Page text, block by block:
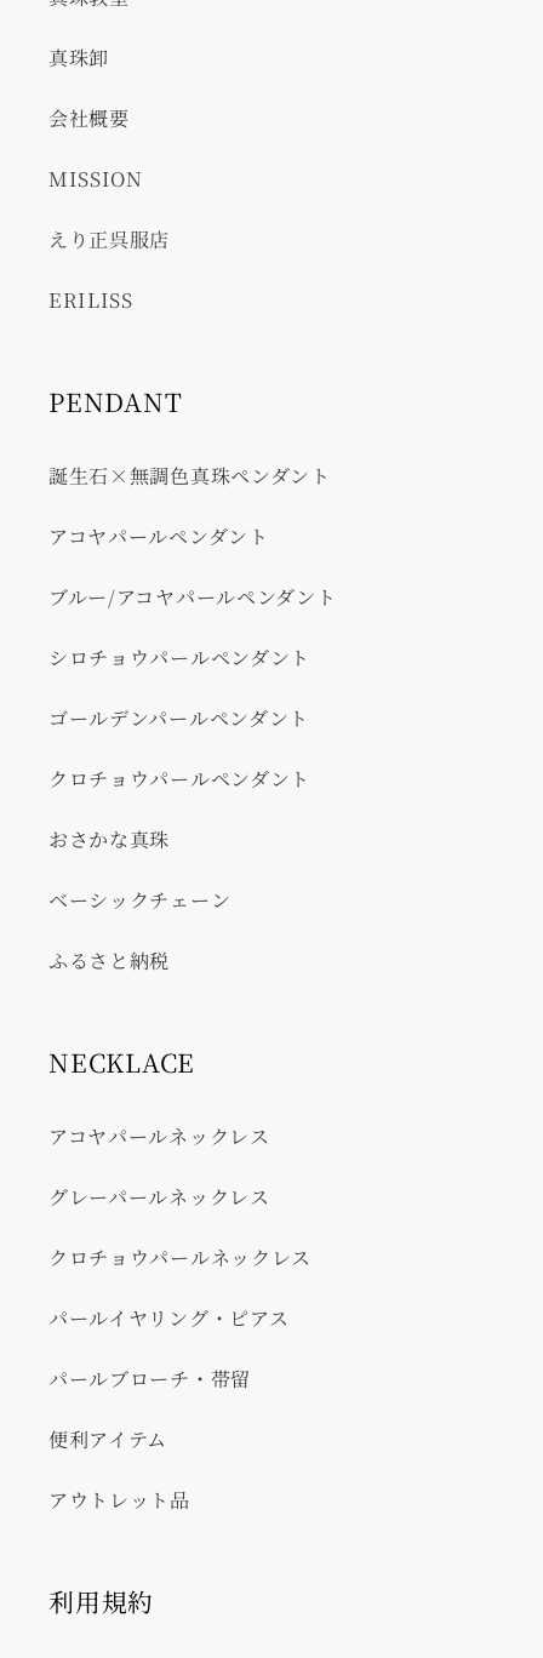
真珠卸
会社概要
MISSION
えり正呉服店
ERILISS
PENDANT
誕生石×無調色真珠ペンダント
アコヤパールペンダント
ブルー/アコヤパールペンダント
シロチョウパールペンダント
ゴールデンパールペンダント
クロチョウパールペンダント
おさかな真珠
ベーシックチェーン
ふるさと納税
NECKLACE
アコヤパールネックレス
グレーパールネックレス
クロチョウパールネックレス
パールイヤリング・ピアス
パールブローチ・帯留
便利アイテム
アウトレット品
利用規約